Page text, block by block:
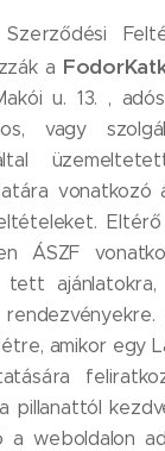
a
u. 13. ,
vagy
üzemeltetett
vonatkozó
Eltérő
ÁSZF
tett
amikor egy
pillanattól
a weboldalon